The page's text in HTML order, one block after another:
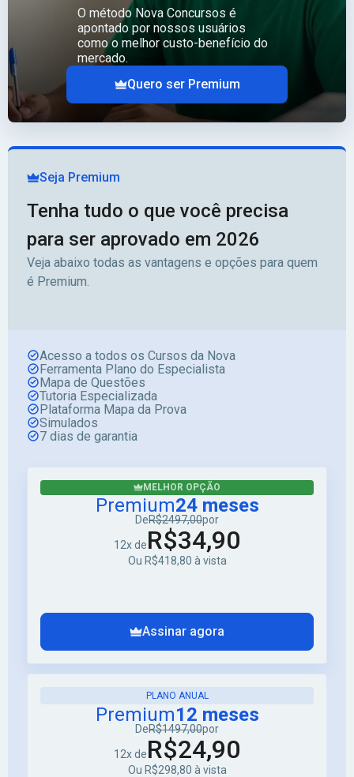
O método Nova Concursos é
apontado por nossos usuários
como o melhor custo-benefício do
mercado.
Quero ser Premium
Seja Premium
Tenha tudo o que você precisa
para ser aprovado em 2026
Veja abaixo todas as vantagens e opções para quem
é Premium.
Acesso a todos os Cursos da Nova
Ferramenta Plano do Especialista
Mapa de Questões
Tutoria Especializada
Plataforma Mapa da Prova
Simulados
7 dias de garantia
MELHOR OPÇÃO
Premium24 meses
DeR$2497,00por
12x deR$34,90
Ou R$418,80 à vista
Assinar agora
PLANO ANUAL
Premium12 meses
DeR$1497,00por
12x deR$24,90
Ou R$298,80 à vista